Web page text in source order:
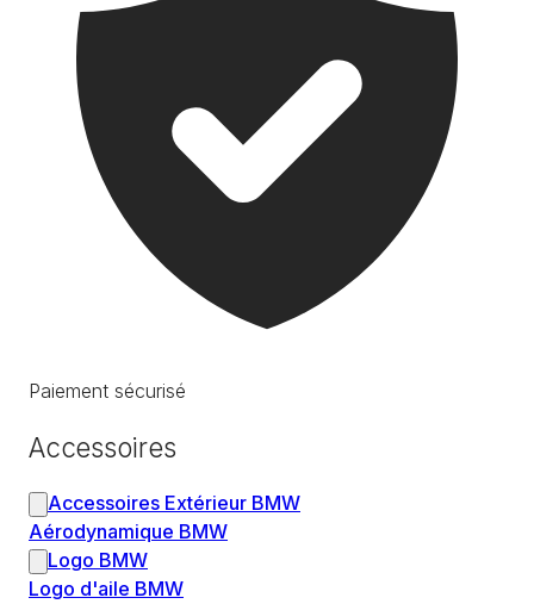
Paiement sécurisé
Accessoires
Accessoires Extérieur BMW
Aérodynamique BMW
Logo BMW
Logo d'aile BMW